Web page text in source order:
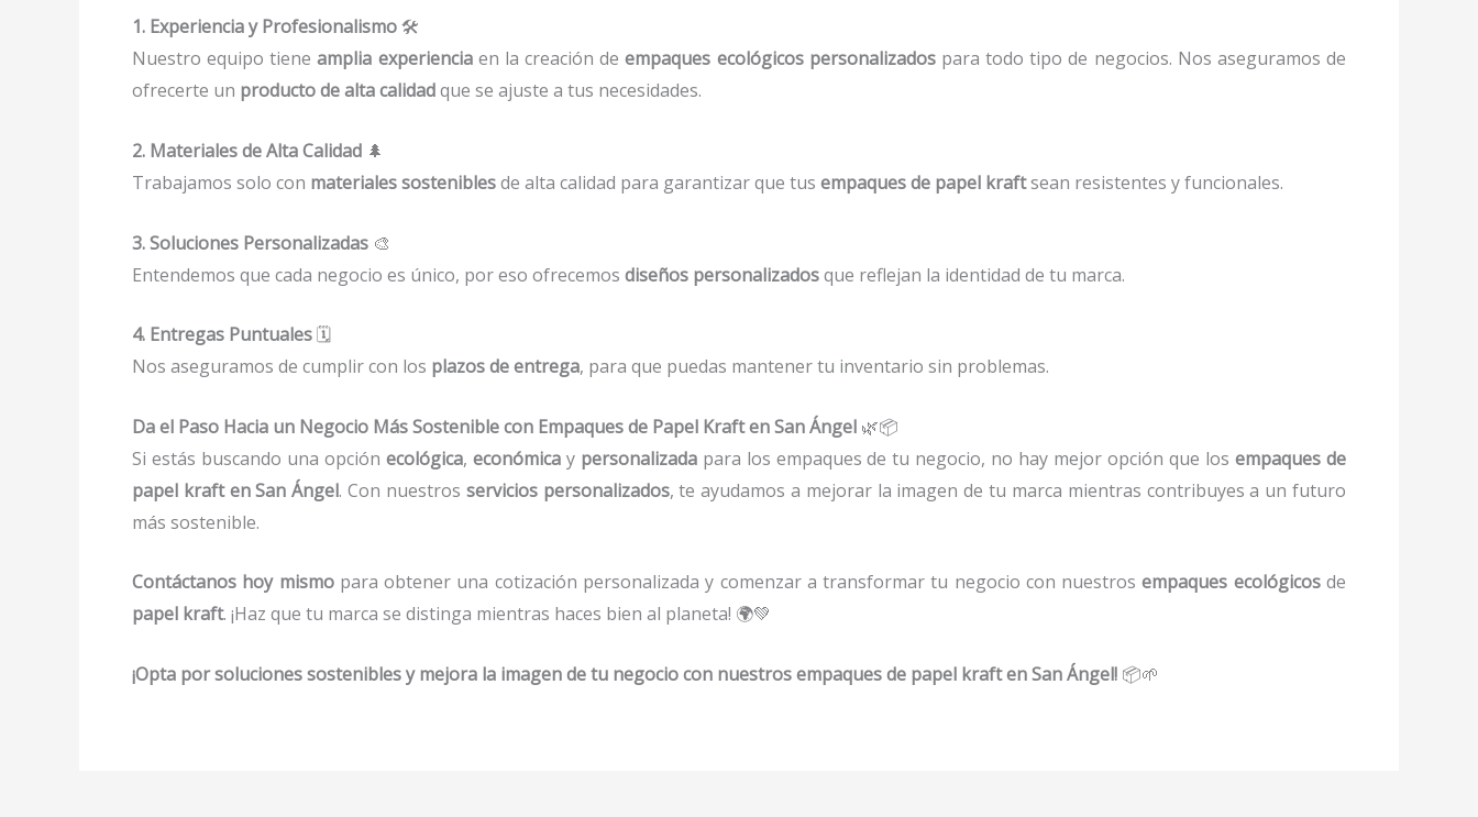
1. Experiencia y Profesionalismo🛠️
Nuestro equipo tieneamplia experienciaen la creación deempaques ecológicos personalizadospara todo tipo de negocios. Nos aseguramos de
ofrecerte un producto de alta calidadque se ajuste a tus necesidades.
2. Materiales de Alta Calidad 🌲
Trabajamos solo con materiales sosteniblesde alta calidad para garantizar que tus empaques de papel kraftsean resistentes y funcionales.
3. Soluciones Personalizadas 🎨
Entendemos que cada negocio es único, por eso ofrecemos diseños personalizadosque reflejan la identidad de tu marca.
4. Entregas Puntuales🗓️
Nos aseguramos de cumplir con los plazos de entrega, para que puedas mantener tu inventario sin problemas.
Da el Paso Hacia un Negocio Más Sostenible con Empaques de Papel Kraft en San Ángel 🌿📦
Si estás buscando una opción ecológica, económicay personalizadapara los empaques de tu negocio, no hay mejor opción que losempaques de
papel kraft en San Ángel. Con nuestros servicios personalizados, te ayudamos a mejorar la imagen de tu marca mientras contribuyes a un futuro
más sostenible.
Contáctanos hoy mismopara obtener una cotización personalizada y comenzar a transformar tu negocio con nuestrosempaques ecológicosde
papel kraft. ¡Haz que tu marca se distinga mientras haces bien al planeta! 🌍💚
¡Opta por soluciones sostenibles y mejora la imagen de tu negocio con nuestros empaques de papel kraft en San Ángel! 📦🌱